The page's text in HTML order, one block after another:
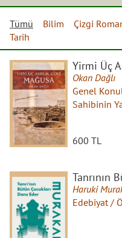
Tümü Bilim Çizgi
Tarih
Yirmi Üç
Okan Dağlı
Genel
Sahibinin
600 TL
Tanrının
Haruki
Edebiyat /